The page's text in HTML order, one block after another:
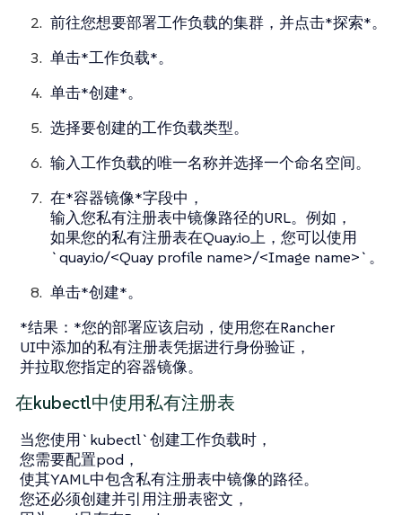
前往您想要部署工作负载的集群，并点击*探索*。
单击*工作负载*。
单击*创建*。
选择要创建的工作负载类型。
输入工作负载的唯一名称并选择一个命名空间。
在*容器镜像*字段中，
输入您私有注册表中镜像路径的URL。例如，
如果您的私有注册表在Quay.io上，您可以使用
`quay.io/<Quay profile name>/<Image name>`。
单击*创建*。
*结果：*您的部署应该启动，使用您在Rancher
UI中添加的私有注册表凭据进行身份验证，
并拉取您指定的容器镜像。
在kubectl中使用私有注册表
当您使用`kubectl`创建工作负载时，
您需要配置pod，
使其YAML中包含私有注册表中镜像的路径。
您还必须创建并引用注册表密文，